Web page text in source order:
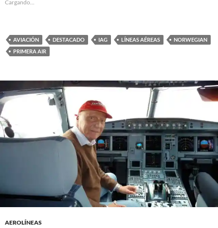
Cargando...
AVIACIÓN DESTACADO IAG LÍNEAS AÉREAS
NORWEGIAN
PRIMERA AIR
AEROLÍNEAS